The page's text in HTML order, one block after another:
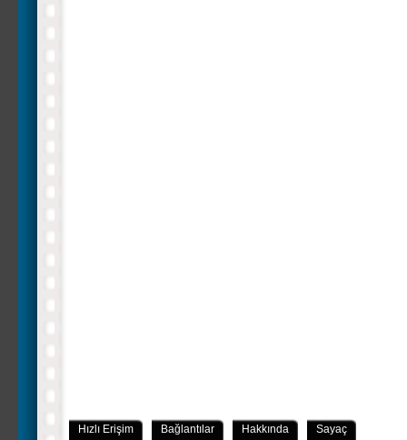
Hızlı Erişim Bağlantılar Hakkında
Sayaç